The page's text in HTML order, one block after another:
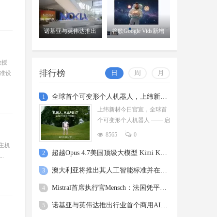
授
设
机
诺基亚与英伟达推出
RAN平台
谷歌Google Vids新增
可
排行榜 日 周 月
1 全球首个可变形个人机器人，上纬新材启元T1
上纬新材今日官宣，全球首
个可变形个人机器人 —— 启
元 T，正式登场。据介绍，
站
8565 0
2 超越Opus 4.7美国顶级大模型 Kimi K3即将发
3 澳大利亚将推出其人工智能标准并在政府内设
4 Mistral首席执行官Mensch：法国凭平价电力
5 诺基亚与英伟达推出行业首个商用AI-RAN平台